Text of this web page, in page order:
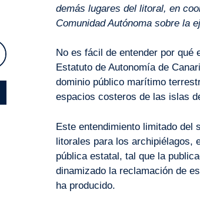
demás lugares del litoral, en
Comunidad Autónoma sobre la
No es fácil de entender por qué
Estatuto de Autonomía de
dominio público marítimo
espacios costeros de las islas
Este entendimiento limitado del
litorales para los archipiélagos,
pública estatal, tal que la
dinamizado la reclamación de
ha producido.